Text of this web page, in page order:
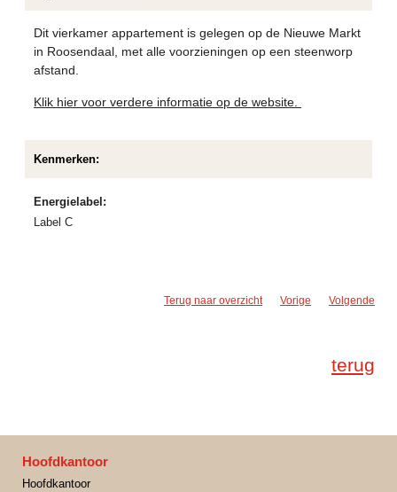
Dit vierkamer appartement is gelegen op de Nieuwe Markt
in Roosendaal, met alle voorzieningen op een steenworp
afstand.
Klik hier voor verdere informatie op de website.
Kenmerken:
Energielabel:
Label C
Terug naar overzicht Vorige Volgende
terug
Hoofdkantoor
Hoofdkantoor